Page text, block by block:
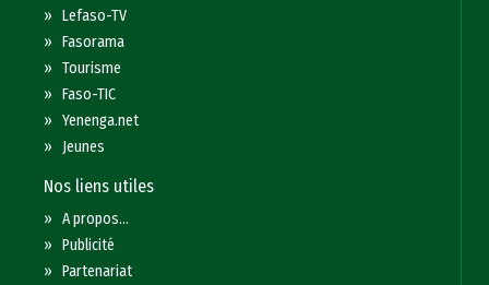
»Lefaso-TV
»Fasorama
»Tourisme
»Faso-TIC
»Yenenga.net
» Jeunes
Nos liens utiles
»A propos...
»Publicité
»Partenariat